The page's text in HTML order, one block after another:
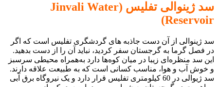
سد ژینوالی تفلیس (Jinvali Water
Reservoir)
سد ژینوالی از آن دست جاذبه های گردشگری تفلیس است که اگر
در فصل گرما به گرجستان سفر کردید، نباید آن را از دست بدهید.
این سد منظره‌ای زیبا در میان کوه‌ها دارد به‌همراه محیطی سرسبز
و خوش آب و هوا، مناسب کسانی است که به طبیعت علاقه دارند.
سد ژیوالی در 60 کیلومتری تفلیس قرار دارد و یک نیروگاه برق آبی